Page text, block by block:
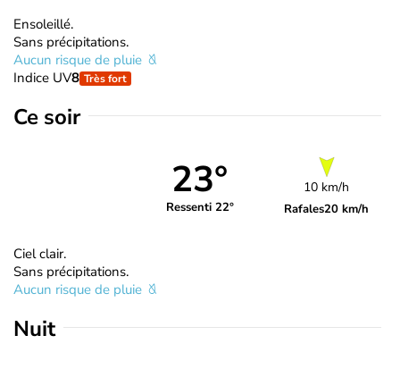
Ensoleillé.
Sans précipitations.
Aucun risque de pluie
Indice UV8 Très fort
Ce soir
23°
Ressenti 22°
10 km/h
Rafales20 km/h
Ciel clair.
Sans précipitations.
Aucun risque de pluie
Nuit